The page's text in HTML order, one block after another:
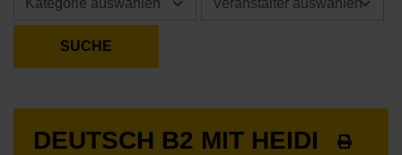
DEUTSCH B2 MIT HEIDI